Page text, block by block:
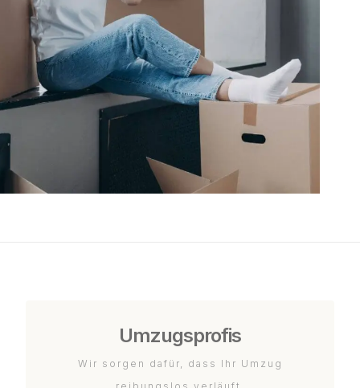
Umzugsprofis
Wir sorgen dafür, dass Ihr Umzug